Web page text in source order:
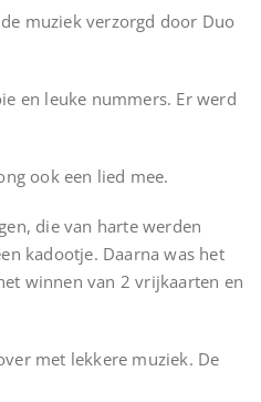
muziek verzorgd door Duo
en leuke nummers. Er werd
ook een lied mee.
die van harte werden
kadootje. Daarna was het
winnen van 2 vrijkaarten en
met lekkere muziek. De